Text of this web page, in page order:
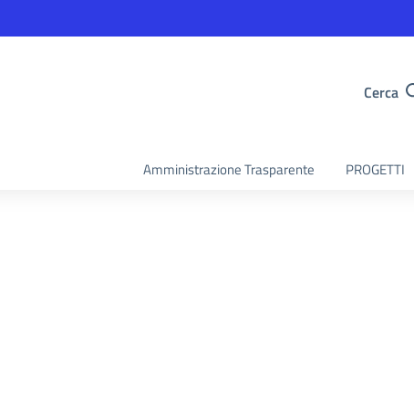
Cerca
Amministrazione Trasparente PROGETTI